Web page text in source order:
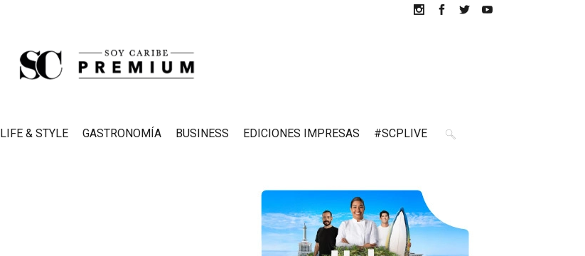
LIFE & STYLE GASTRONOMÍA BUSINESS EDICIONES IMPRESAS #SCPLIVE